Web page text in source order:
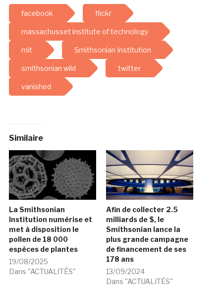
facebook flickr
massachusset institute of technology
mit Smithsonian Institution
smithsonian wild twitter
vanished
Similaire
La Smithsonian
Institution numérise et
met à disposition le
pollen de 18 000
espèces de plantes
19/08/2025
Dans "ACTUALITÉS"
Afin de collecter 2.5
milliards de $, le
Smithsonian lance la
plus grande campagne
de financement de ses
178 ans
13/09/2024
Dans "ACTUALITÉS"